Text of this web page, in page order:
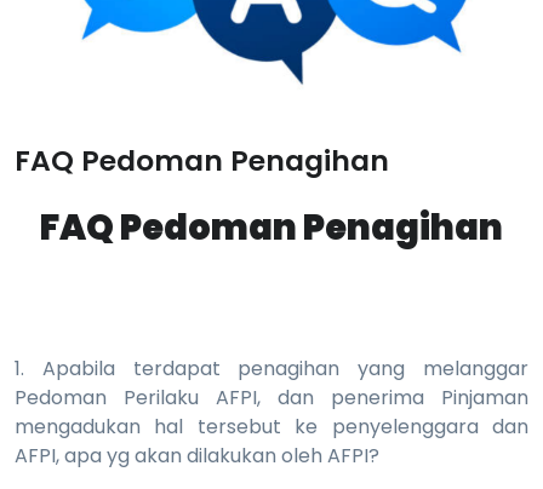
FAQ Pedoman Penagihan
FAQ Pedoman Penagihan
1. Apabila terdapat penagihan yang melanggar
Pedoman Perilaku AFPI, dan penerima Pinjaman
mengadukan hal tersebut ke penyelenggara dan
AFPI, apa yg akan dilakukan oleh AFPI?